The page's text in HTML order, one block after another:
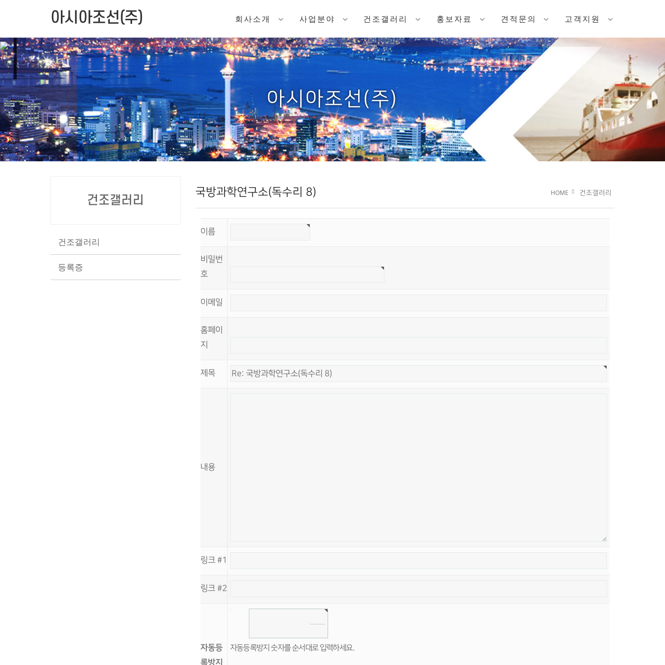
아시아조선(주) 회사소개 사업분야 건조갤러리 홍보자료 견적문의 고객지원
아시아조선(주)
건조갤러리
건조갤러리
등록증
국방과학연구소(독수리 8) HOME 건조갤러리
이름
비밀번
호
이메일
홈페이
지
제목
내용
링크 #1
링크 #2
자동등
록방지
자동등록방지 숫자를 순서대로 입력하세요.